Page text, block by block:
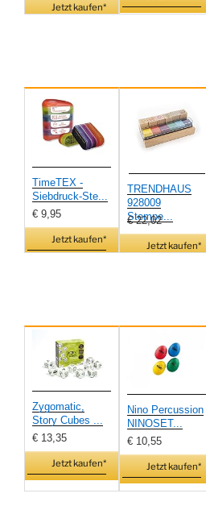
Jetzt kaufen*
TimeTEX -
Siebdruck-Ste...
€ 9,95
Jetzt kaufen*
TRENDHAUS
928009
Stempe...
€ 22,02
Jetzt kaufen*
Zygomatic,
Story Cubes ...
€ 13,35
Jetzt kaufen*
Nino Percussion
NINOSET...
€ 10,55
Jetzt kaufen*